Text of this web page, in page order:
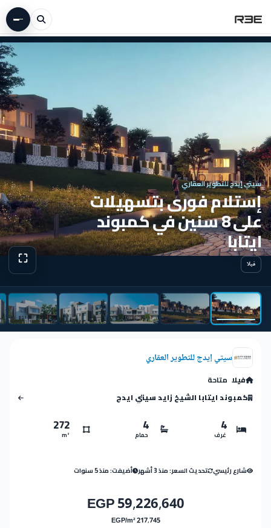
سيتي إيدج للتطوير العقاري
إستلام فورى بتسهيلات
على 8 سنين في كمبوند
ايتابا
فيلا ⛶عرض
سيتي إيدج للتطوير العقاري
فيلا متاحة
كمبوند ايتابا الشيخ زايد سيتي ايدج
4
غرف
4
حمام
272
m²
شارع رئيسي تحديث السعر: منذ 3 أشهر أضيفت: منذ 5 سنوات
59,226,640 EGP
217,745 EGP/m²